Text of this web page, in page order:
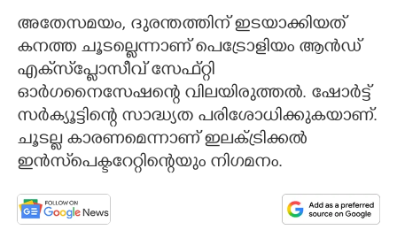
അതേസമയം, ദുരന്തത്തിന് ഇടയാക്കിയത്
കനത്ത ചൂടല്ലെന്നാണ് പെട്രോളിയം ആൻഡ്
എക്‌സ്‌പ്ലോസീവ് സേഫ്റ്റി
ഓർഗനൈസേഷന്റെ വിലയിരുത്തൽ. ഷോർട്ട്
സർക്യൂട്ടിന്റെ സാദ്ധ്യത പരിശോധിക്കുകയാണ്.
ചൂടല്ല കാരണമെന്നാണ് ഇലക്ട്രിക്കൽ
ഇൻസ്‌പെക്ടറേറ്റിന്റെയും നിഗമനം.